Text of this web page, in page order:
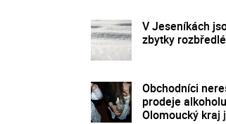
V Jeseníkách
zbytky
Obchodníci
prodeje
Olomoucký kraj